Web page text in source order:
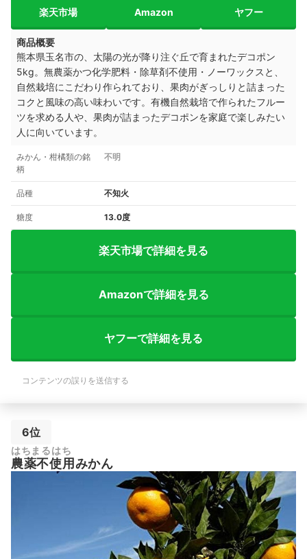
楽天市場 Amazon ヤフー
商品概要
熊本県玉名市の、太陽の光が降り注ぐ丘で育まれたデコポン
5kg。無農薬かつ化学肥料・除草剤不使用・ノーワックスと、
自然栽培にこだわり作られており、果肉がぎっしりと詰まった
コクと風味の高い味わいです。有機自然栽培で作られたフルー
ツを求める人や、果肉が詰まったデコポンを家庭で楽しみたい
人に向いています。
みかん・柑橘類の銘
柄
不明
品種 不知火
糖度 13.0度
楽天市場で詳細を見る
Amazonで詳細を見る
ヤフーで詳細を見る
コンテンツの誤りを送信する
6位
はちまるはち
農薬不使用みかん